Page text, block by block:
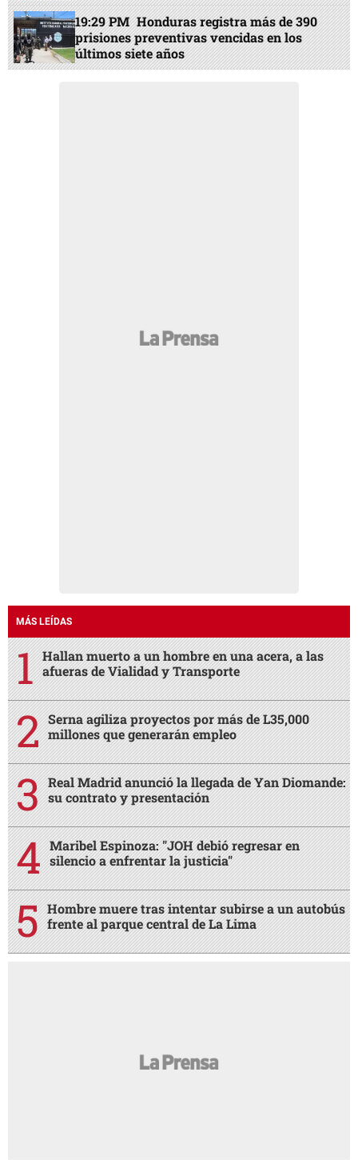
19:29 PM Honduras registra más de 390
prisiones preventivas vencidas en los
últimos siete años
MÁS LEÍDAS
Hallan muerto a un hombre en una acera, a las
afueras de Vialidad y Transporte
Serna agiliza proyectos por más de L35,000
millones que generarán empleo
Real Madrid anunció la llegada de Yan Diomande:
su contrato y presentación
Maribel Espinoza: "JOH debió regresar en
silencio a enfrentar la justicia"
Hombre muere tras intentar subirse a un autobús
frente al parque central de La Lima